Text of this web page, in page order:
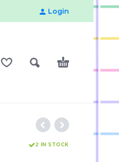
Login
2 IN STOCK